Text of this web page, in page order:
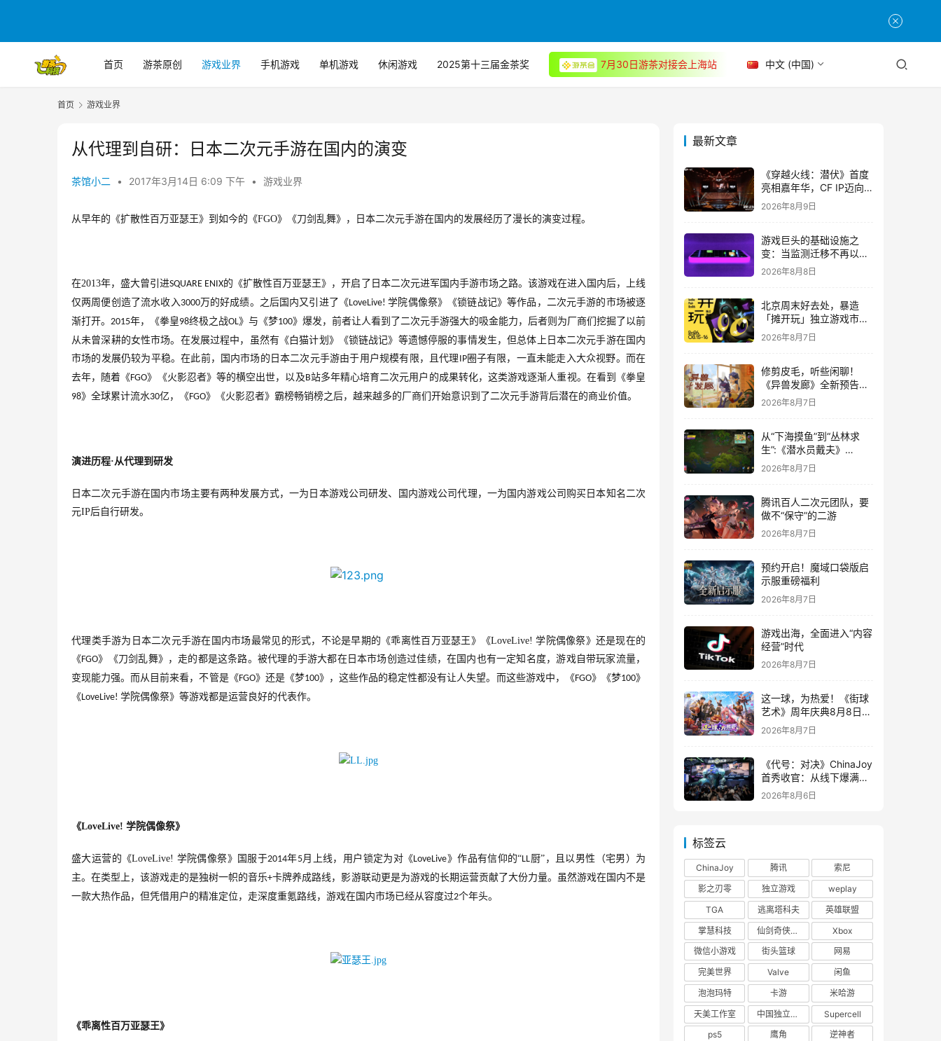
首页 游茶原创 游戏业界 手机游戏 单机游戏 休闲游戏 2025第十三届金茶奖 7月30日游茶对接会上海站 中文 (中国)
首页 游戏业界
从代理到自研：日本二次元手游在国内的演变
茶馆小二 • 2017年3月14日 6:09 下午 • 游戏业界
从早年的《扩散性百万亚瑟王》到如今的《FGO》《刀剑乱舞》，日本二次元手游在国内的发展经历了漫长的演变过程。
在2013年，盛大曾引进SQUARE ENIX的《扩散性百万亚瑟王》，开启了日本二次元进军国内手游市场之路。该游戏在进入国内后，上线
仅两周便创造了流水收入3000万的好成绩。之后国内又引进了《LoveLive! 学院偶像祭》《锁链战记》等作品，二次元手游的市场被逐
渐打开。 2015年，《拳皇98终极之战OL》与《梦100》爆发，前者让人看到了二次元手游强大的吸金能力，后者则为厂商们挖掘了以前
从未曾深耕的女性市场。在发展过程中，虽然有《白猫计划》《锁链战记》等遗憾停服的事情发生，但总体上日本二次元手游在国内
市场的发展仍较为平稳。在此前，国内市场的日本二次元手游由于用户规模有限，且代理 IP圈子有限，一直未能走入大众视野。而在
去年，随着《FGO》《火影忍者》等的横空出世，以及B站多年精心培育二次元用户的成果转化，这类游戏逐渐人重视。在看到《拳皇
98》全球累计流水30亿，《FGO》《火影忍者》霸榜畅销榜之后，越来越多的厂商们开始意识到了二次元手游背后潜在的商业价值。
演进历程·从代理到研发
日本二次元手游在国内市场主要有两种发展方式，一为日本游戏公司研发、国内游戏公司代理，一为国内游戏公司购买日本知名二次
元IP后自行研发。
代理类手游为日本二次元手游在国内市场最常见的形式，不论是早期的《乖离性百万亚瑟王》《LoveLive! 学院偶像祭》还是现在的
《FGO》《刀剑乱舞》，走的都是这条路。被代理的手游大都在日本市场创造过佳绩，在国内也有一定知名度，游戏自带玩家流量，
变现能力强。而从目前来看，不管是《FGO》还是《梦100》，这些作品的稳定性都没有让人失望。而这些游戏中，《FGO》《梦100》
《LoveLive! 学院偶像祭》等游戏都是运营良好的代表作。
《LoveLive! 学院偶像祭》
盛大运营的《LoveLive! 学院偶像祭》国服于2014年5月上线，用户锁定为对《LoveLive》作品有信仰的“LL厨”，且以男性（宅男）为
主。在类型上，该游戏走的是独树一帜的音乐+卡牌养成路线，影游联动更是为游戏的长期运营贡献了大份力量。虽然游戏在国内不是
一款大热作品，但凭借用户的精准定位，走深度重氪路线，游戏在国内市场已经从容度过2个年头。
《乖离性百万亚瑟王》
最新文章
《穿越火线：潜伏》首度
亮相嘉年华，CF IP迈向
3A叙事新高度
2026年8月9日
游戏巨头的基础设施之
变：当监测迁移不再以中
断为代价
2026年8月8日
北京周末好去处，暴造
「摊开玩」独立游戏市集
正式开票！
2026年8月7日
修剪皮毛，听些闲聊！
《异兽发廊》全新预告与
Steam免费试玩公开
2026年8月7日
从“下海摸鱼”到“丛林求
生”:《潜水员戴夫》
DLC《丛林》移动端定档
8月14日
2026年8月7日
腾讯百人二次元团队，要
做不“保守”的二游
2026年8月7日
预约开启！魔域口袋版启
示服重磅福利
2026年8月7日
游戏出海，全面进入“内容
经营”时代
2026年8月7日
这一球，为热爱！《街球
艺术》周年庆典8月8日正
式上线，多重福利与全新
内容同步开启
2026年8月7日
《代号：对决》ChinaJoy
首秀收官：从线下爆满看
见玩家的真实期待
2026年8月6日
标签云
ChinaJoy 腾讯
索尼
影之刃零
独立游戏
weplay
TGA
逃离塔科夫
英雄联盟
掌慧科技
仙剑奇侠传四
Xbox
微信小游戏
街头篮球
网易
完美世界
Valve
闲鱼
泡泡玛特
卡游
米哈游
天美工作室
中国独立游戏联盟
Supercell
ps5
鹰角
逆神者